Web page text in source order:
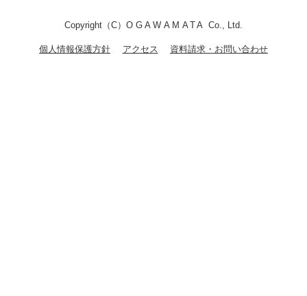
Copyright（C）OGAWAMATA Co., Ltd.
個人情報保護方針 アクセス 資料請求・お問い合わせ